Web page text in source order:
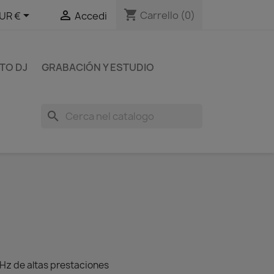
€  Accedi shopping_cart Carrello (0)
DJ
GRABACIÓN Y ESTUDIO
search
de altas prestaciones